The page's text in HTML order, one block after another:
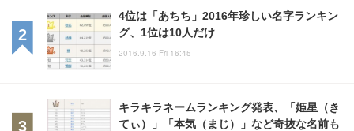
4位は「あちち」2016年珍しい名字ランキン
グ、1位は10人だけ
2016.9.16 Fri 16:45
キラキラネームランキング発表、「姫星（き
てぃ）」「本気（まじ）」など奇抜な名前も